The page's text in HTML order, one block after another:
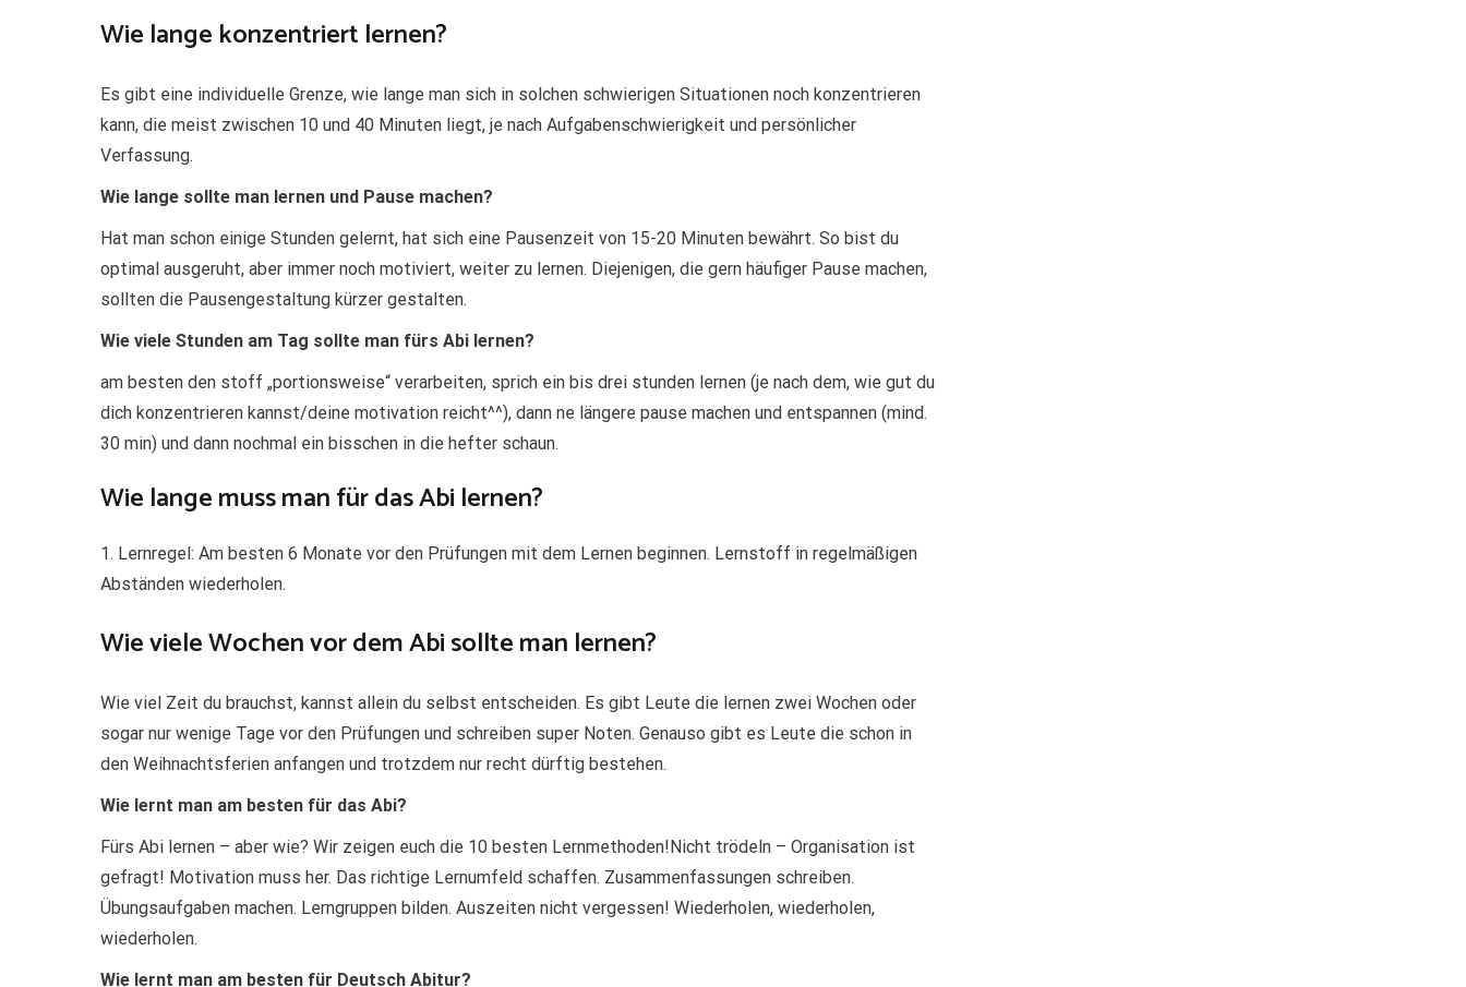
Wie lange konzentriert lernen?
Es gibt eine individuelle Grenze, wie lange man sich in solchen schwierigen Situationen noch konzentrieren
kann, die meist zwischen 10 und 40 Minuten liegt, je nach Aufgabenschwierigkeit und persönlicher
Verfassung.
Wie lange sollte man lernen und Pause machen?
Hat man schon einige Stunden gelernt, hat sich eine Pausenzeit von 15-20 Minuten bewährt. So bist du
optimal ausgeruht, aber immer noch motiviert, weiter zu lernen. Diejenigen, die gern häufiger Pause machen,
sollten die Pausengestaltung kürzer gestalten.
Wie viele Stunden am Tag sollte man fürs Abi lernen?
am besten den stoff „portionsweise“ verarbeiten, sprich ein bis drei stunden lernen (je nach dem, wie gut du
dich konzentrieren kannst/deine motivation reicht^^), dann ne längere pause machen und entspannen (mind.
30 min) und dann nochmal ein bisschen in die hefter schaun.
Wie lange muss man für das Abi lernen?
1. Lernregel: Am besten 6 Monate vor den Prüfungen mit dem Lernen beginnen. Lernstoff in regelmäßigen
Abständen wiederholen.
Wie viele Wochen vor dem Abi sollte man lernen?
Wie viel Zeit du brauchst, kannst allein du selbst entscheiden. Es gibt Leute die lernen zwei Wochen oder
sogar nur wenige Tage vor den Prüfungen und schreiben super Noten. Genauso gibt es Leute die schon in
den Weihnachtsferien anfangen und trotzdem nur recht dürftig bestehen.
Wie lernt man am besten für das Abi?
Fürs Abi lernen – aber wie? Wir zeigen euch die 10 besten Lernmethoden!Nicht trödeln – Organisation ist
gefragt! Motivation muss her. Das richtige Lernumfeld schaffen. Zusammenfassungen schreiben.
Übungsaufgaben machen. Lerngruppen bilden. Auszeiten nicht vergessen! Wiederholen, wiederholen,
wiederholen.
Wie lernt man am besten für Deutsch Abitur?